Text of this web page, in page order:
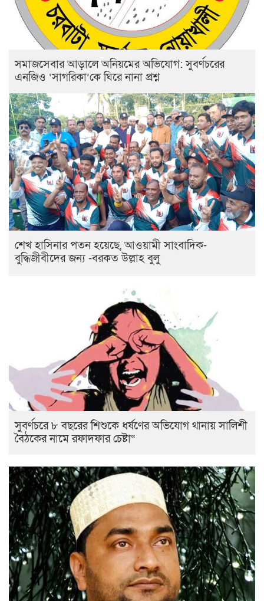
সমাজসেবার আড়ালে অনিয়মের অভিযোগ: সুবর্ণচরের
এনজিও ‘সাগরিকা’কে ঘিরে নানা প্রশ্ন
শেখ হাসিনার পতন হয়েছে, আওয়ামী সাংবাদিক-
বুদ্ধিজীবীদের জন্য -বরকত উল্লাহ বুলু
সুবর্ণচরে ৮ বছরের শিশুকে ধর্ষণের অভিযোগ থানায় সালিশী
বৈঠকের নামে রফাদফার চেষ্টা“